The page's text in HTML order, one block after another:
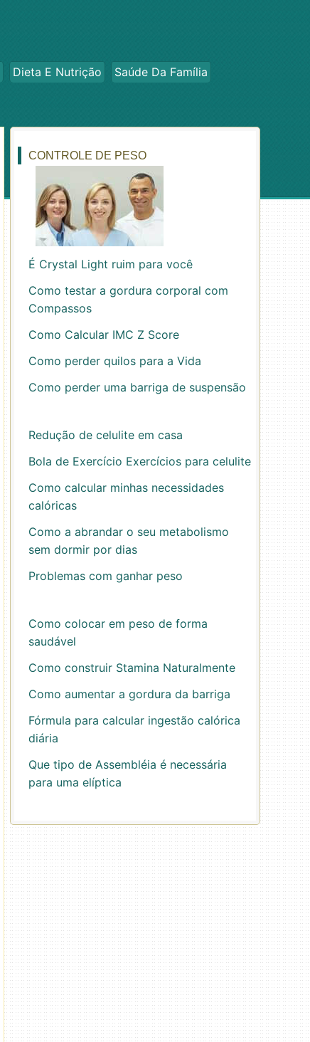
Dieta E Nutrição
Saúde Da Família
CONTROLE DE PESO
É Crystal Light ruim para você
Como testar a gordura corporal com
Compassos
Como Calcular IMC Z Score
Como perder quilos para a Vida
Como perder uma barriga de suspensão
Redução de celulite em casa
Bola de Exercício Exercícios para celulite
Como calcular minhas necessidades
calóricas
Como a abrandar o seu metabolismo
sem dormir por dias
Problemas com ganhar peso
Como colocar em peso de forma
saudável
Como construir Stamina Naturalmente
Como aumentar a gordura da barriga
Fórmula para calcular ingestão calórica
diária
Que tipo de Assembléia é necessária
para uma elíptica